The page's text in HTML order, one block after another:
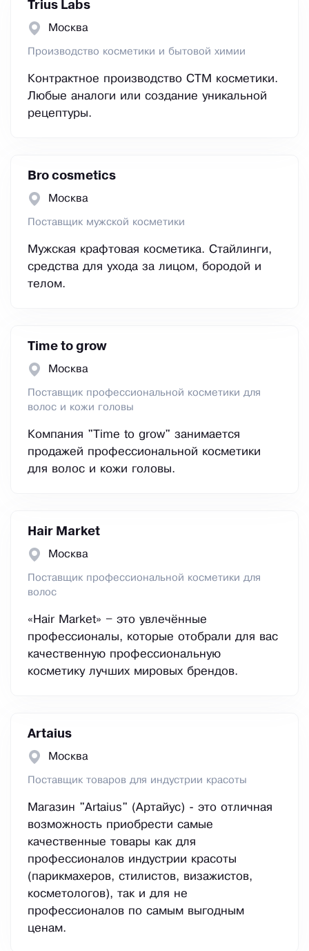
Trius Labs
Москва
Производство косметики и бытовой химии
Контрактное производство СТМ косметики.
Любые аналоги или создание уникальной
рецептуры.
Bro cosmetics
Москва
Поставщик мужской косметики
Мужская крафтовая косметика. Стайлинги,
средства для ухода за лицом, бородой и
телом.
Time to grow
Москва
Поставщик профессиональной косметики для
волос и кожи головы
Компания "Time to grow" занимается
продажей профессиональной косметики
для волос и кожи головы.
Hair Market
Москва
Поставщик профессиональной косметики для
волос
«Hair Market» – это увлечённые
профессионалы, которые отобрали для вас
качественную профессиональную
косметику лучших мировых брендов.
Artaius
Москва
Поставщик товаров для индустрии красоты
Магазин "Artaius" (Артайус) - это отличная
возможность приобрести самые
качественные товары как для
профессионалов индустрии красоты
(парикмахеров, стилистов, визажистов,
косметологов), так и для не
профессионалов по самым выгодным
ценам.